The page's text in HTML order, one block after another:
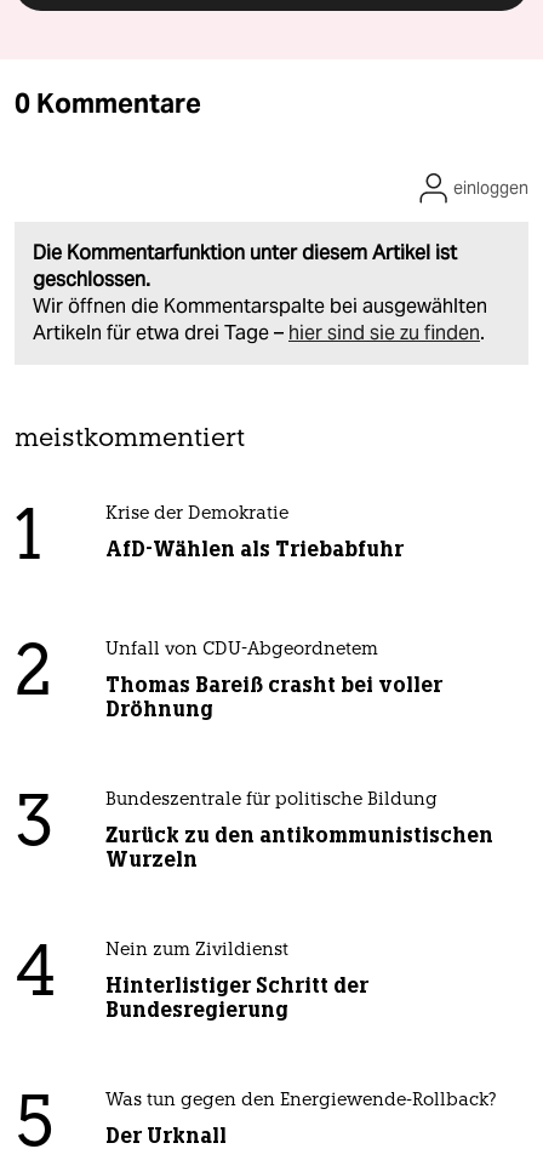
0 Kommentare
Die Kommentarfunktion unter diesem Artikel ist
geschlossen.
Wir öffnen die Kommentarspalte bei ausgewählten
Artikeln für etwa drei Tage – hier sind sie zu finden.
einloggen
meistkommentiert
1 Krise der Demokratie
AfD-Wählen als Triebabfuhr
2 Unfall von CDU-Abgeordnetem
Thomas Bareiß crasht bei voller
Dröhnung
3 Bundeszentrale für politische Bildung
Zurück zu den antikommunistischen
Wurzeln
4 Nein zum Zivildienst
Hinterlistiger Schritt der
Bundesregierung
5 Was tun gegen den Energiewende-Rollback?
Der Urknall